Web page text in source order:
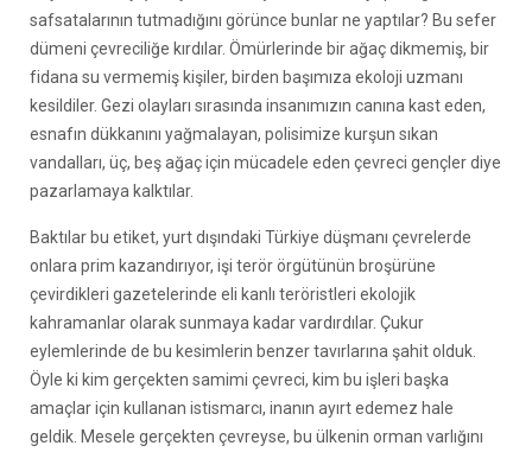
safsatalarının tutmadığını görünce bunlar ne yaptılar? Bu sefer
dümeni çevreciliğe kırdılar. Ömürlerinde bir ağaç dikmemiş, bir
fidana su vermemiş kişiler, birden başımıza ekoloji uzmanı
kesildiler. Gezi olayları sırasında insanımızın canına kast eden,
esnafın dükkanını yağmalayan, polisimize kurşun sıkan
vandalları, üç, beş ağaç için mücadele eden çevreci gençler diye
pazarlamaya kalktılar.
Baktılar bu etiket, yurt dışındaki Türkiye düşmanı çevrelerde
onlara prim kazandırıyor, işi terör örgütünün broşürüne
çevirdikleri gazetelerinde eli kanlı teröristleri ekolojik
kahramanlar olarak sunmaya kadar vardırdılar. Çukur
eylemlerinde de bu kesimlerin benzer tavırlarına şahit olduk.
Öyle ki kim gerçekten samimi çevreci, kim bu işleri başka
amaçlar için kullanan istismarcı, inanın ayırt edemez hale
geldik. Mesele gerçekten çevreyse, bu ülkenin orman varlığını